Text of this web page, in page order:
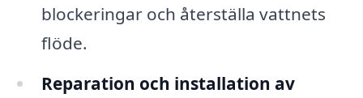
blockeringar och återställa vattnets
flöde.
Reparation och installation av